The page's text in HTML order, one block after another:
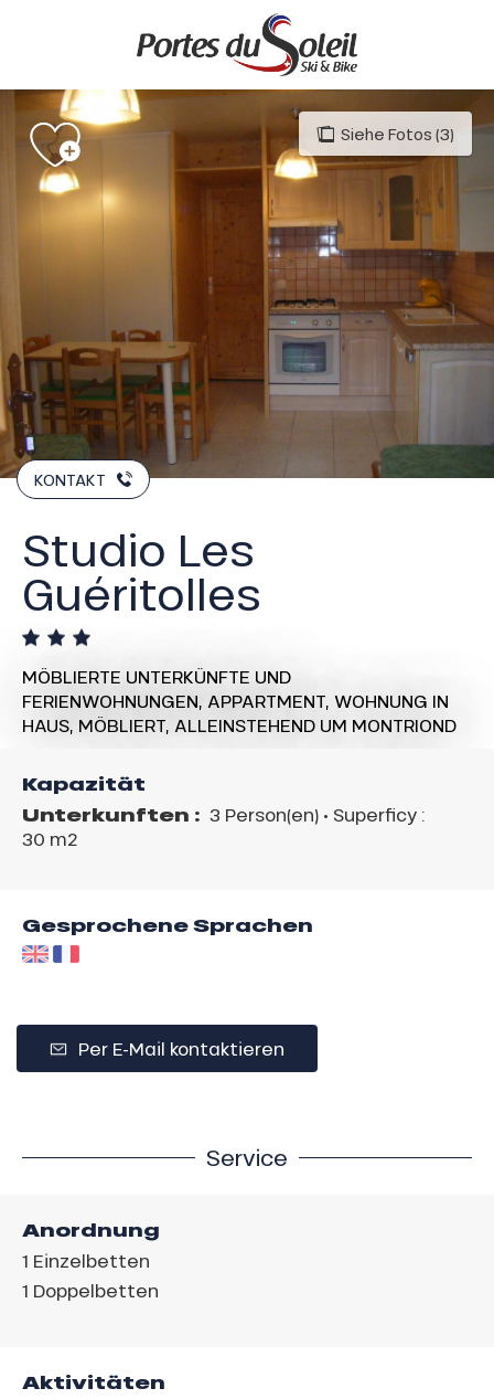
principal
Siehe Fotos (3)
KONTAKT
Studio Les
Guéritolles
MÖBLIERTE UNTERKÜNFTE UND
FERIENWOHNUNGEN, APPARTMENT, WOHNUNG IN
HAUS, MÖBLIERT, ALLEINSTEHEND UM MONTRIOND
Kapazität
Unterkunften : 3 Person(en) • Superficy :
30 m2
Gesprochene Sprachen
Per E-Mail kontaktieren
Service
Anordnung
1 Einzelbetten
1 Doppelbetten
Aktivitäten